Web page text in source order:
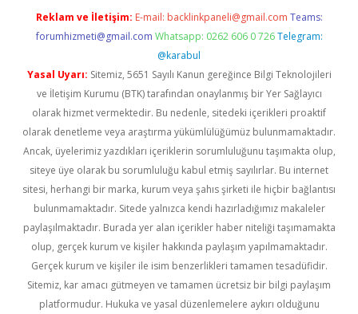
Reklam ve İletişim: E-mail: backlinkpaneli@gmail.com Teams:
forumhizmeti@gmail.com Whatsapp: 0262 606 0 726 Telegram:
@karabul
Yasal Uyarı: Sitemiz, 5651 Sayılı Kanun gereğince Bilgi Teknolojileri
ve İletişim Kurumu (BTK) tarafından onaylanmış bir Yer Sağlayıcı
olarak hizmet vermektedir. Bu nedenle, sitedeki içerikleri proaktif
olarak denetleme veya araştırma yükümlülüğümüz bulunmamaktadır.
Ancak, üyelerimiz yazdıkları içeriklerin sorumluluğunu taşımakta olup,
siteye üye olarak bu sorumluluğu kabul etmiş sayılırlar. Bu internet
sitesi, herhangi bir marka, kurum veya şahıs şirketi ile hiçbir bağlantısı
bulunmamaktadır. Sitede yalnızca kendi hazırladığımız makaleler
paylaşılmaktadır. Burada yer alan içerikler haber niteliği taşımamakta
olup, gerçek kurum ve kişiler hakkında paylaşım yapılmamaktadır.
Gerçek kurum ve kişiler ile isim benzerlikleri tamamen tesadüfidir.
Sitemiz, kar amacı gütmeyen ve tamamen ücretsiz bir bilgi paylaşım
platformudur. Hukuka ve yasal düzenlemelere aykırı olduğunu